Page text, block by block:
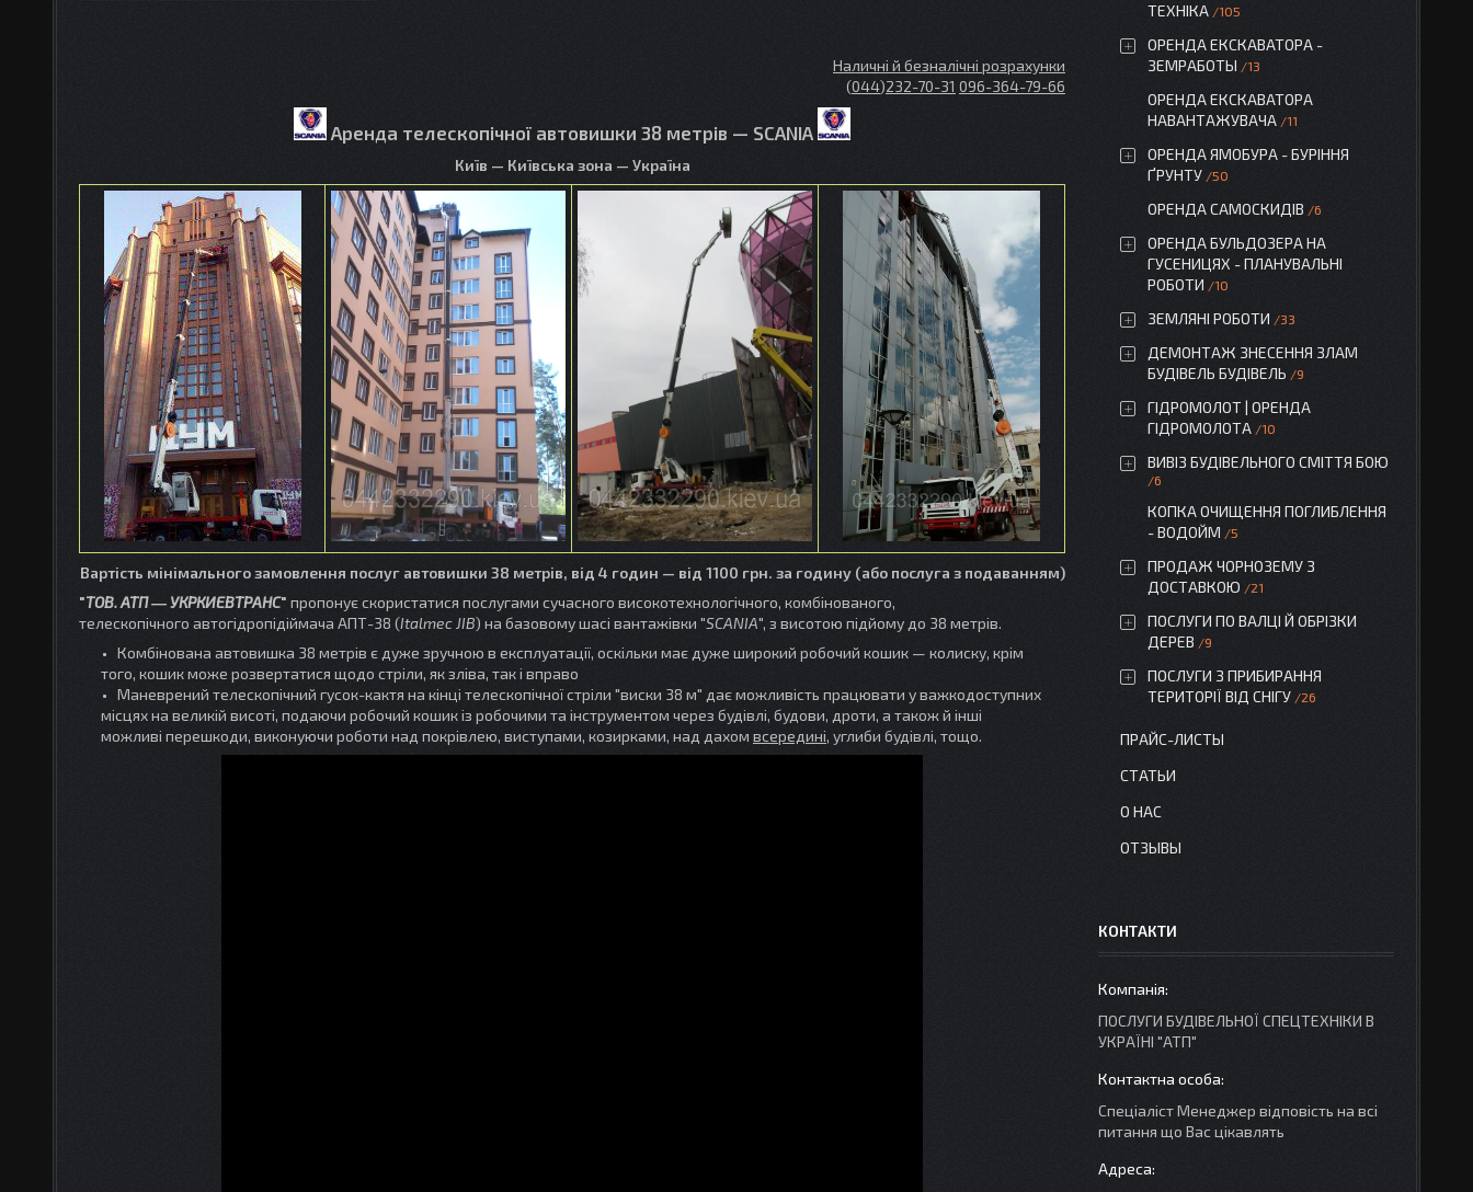
Наличні й безналічні розрахунки
(044)232-70-31 096-364-79-66
Аренда телескопічної автовишки 38 метрів — SCANIA
Київ — Київська зона — Україна
Вартість мінімального замовлення послуг автовишки 38 метрів, від 4 годин — від 1100 грн. за годину (або послуга з подаванням)
"ТОВ. АТП ― УКРКИЕВТРАНС" пропонує скористатися послугами сучасного високотехнологічного, комбінованого,
телескопічного автогідропідіймача АПТ-38 (Italmec JIB​) на базовому шасі вантажівки "SCANIA", з висотою підйому до 38 метрів.
Комбінована автовишка 38 метрів є дуже зручною в експлуатації, оскільки має дуже широкий робочий кошик — колиску, крім
того, кошик може розвертатися щодо стріли, як зліва, так і вправо
Маневрений телескопічний гусок-кактя на кінці телескопічної стріли "виски 38 м" дає можливість працювати у важкодоступних
місцях на великій висоті, подаючи робочий кошик із робочими та інструментом через будівлі, будови, дроти, а також й інші
можливі перешкоди, виконуючи роботи над покрівлею, виступами, козирками, над дахом всередині, углиби будівлі, тощо.
ТЕХНІКА
105
ОРЕНДА ЕКСКАВАТОРА -
ЗЕМРАБОТЫ
13
ОРЕНДА ЕКСКАВАТОРА
НАВАНТАЖУВАЧА
11
ОРЕНДА ЯМОБУРА - БУРІННЯ
ҐРУНТУ
50
ОРЕНДА САМОСКИДІВ 6
ОРЕНДА БУЛЬДОЗЕРА НА
ГУСЕНИЦЯХ - ПЛАНУВАЛЬНІ
РОБОТИ
10
ЗЕМЛЯНІ РОБОТИ 33
ДЕМОНТАЖ ЗНЕСЕННЯ ЗЛАМ
БУДІВЕЛЬ БУДІВЕЛЬ
9
ГІДРОМОЛОТ | ОРЕНДА
ГІДРОМОЛОТА
10
ВИВІЗ БУДІВЕЛЬНОГО СМІТТЯ БОЮ
6
КОПКА ОЧИЩЕННЯ ПОГЛИБЛЕННЯ
- ВОДОЙМ
5
ПРОДАЖ ЧОРНОЗЕМУ З
ДОСТАВКОЮ
21
ПОСЛУГИ ПО ВАЛЦІ Й ОБРІЗКИ
ДЕРЕВ
9
ПОСЛУГИ З ПРИБИРАННЯ
ТЕРИТОРІЇ ВІД СНІГУ
26
ПРАЙС-ЛИСТЫ
СТАТЬИ
О НАС
ОТЗЫВЫ
КОНТАКТИ
ПОСЛУГИ БУДІВЕЛЬНОЇ СПЕЦТЕХНІКИ В
УКРАЇНІ "АТП"
Спеціаліст Менеджер відповість на всі
питання що Вас цікавлять